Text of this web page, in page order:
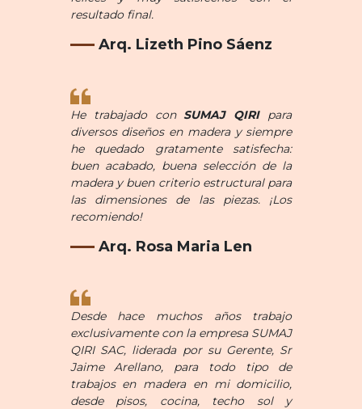
resultado final.
Arq. Lizeth Pino Sáenz
He trabajado con SUMAJ QIRIpara
diversos diseños en madera y siempre
he quedado gratamente satisfecha:
buen acabado, buena selección de la
madera y buen criterio estructural para
las dimensiones de las piezas. ¡Los
recomiendo!
Arq. Rosa Maria Len
Desde hace muchos años trabajo
exclusivamente con la empresa SUMAJ
QIRI SAC, liderada por su Gerente, Sr
Jaime Arellano, para todo tipo de
trabajos en madera en mi domicilio,
desde pisos, cocina, techo sol y